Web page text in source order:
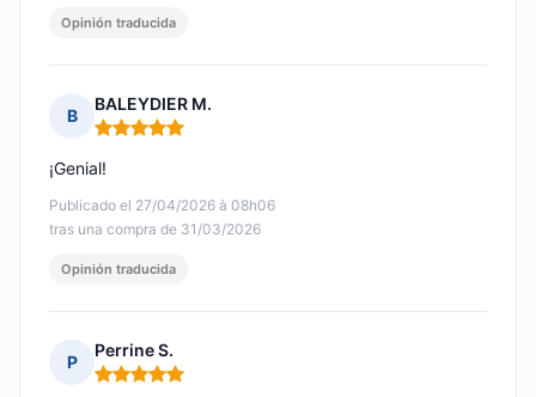
Opinión traducida
B
BALEYDIER M.
Nota: 5 de 5
Publicado el 27/04/2026 à 08h06
tras una compra de 31/03/2026
¡Genial!
Opinión traducida
P
Perrine S.
Nota: 5 de 5